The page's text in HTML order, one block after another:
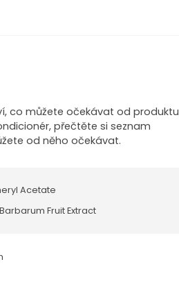
co můžete očekávat od produktu
přečtěte si seznam
od něho očekávat.
Acetate
Fruit Extract